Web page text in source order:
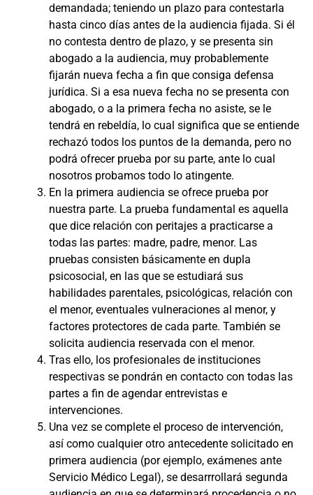
demandada; teniendo un plazo para contestarla
hasta cinco días antes de la audiencia fijada. Si él
no contesta dentro de plazo, y se presenta sin
abogado a la audiencia, muy probablemente
fijarán nueva fecha a fin que consiga defensa
jurídica. Si a esa nueva fecha no se presenta con
abogado, o a la primera fecha no asiste, se le
tendrá en rebeldía, lo cual significa que se entiende
rechazó todos los puntos de la demanda, pero no
podrá ofrecer prueba por su parte, ante lo cual
nosotros probamos todo lo atingente.
En la primera audiencia se ofrece prueba por
nuestra parte. La prueba fundamental es aquella
que dice relación con peritajes a practicarse a
todas las partes: madre, padre, menor. Las
pruebas consisten básicamente en dupla
psicosocial, en las que se estudiará sus
habilidades parentales, psicológicas, relación con
el menor, eventuales vulneraciones al menor, y
factores protectores de cada parte. También se
solicita audiencia reservada con el menor.
Tras ello, los profesionales de instituciones
respectivas se pondrán en contacto con todas las
partes a fin de agendar entrevistas e
intervenciones.
Una vez se complete el proceso de intervención,
así como cualquier otro antecedente solicitado en
primera audiencia (por ejemplo, exámenes ante
Servicio Médico Legal), se desarrrollará segunda